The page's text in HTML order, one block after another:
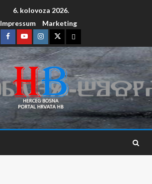
6. kolovoza 2026.
Impressum
Marketing